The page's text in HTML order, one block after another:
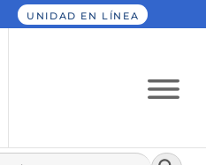
UNIDAD EN LÍNEA
Botón